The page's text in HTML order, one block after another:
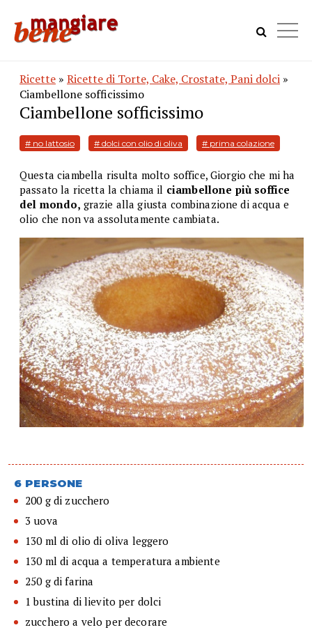
Ricette » Ricette di Torte, Cake, Crostate, Pani dolci »
Ciambellone sofficissimo
Ciambellone sofficissimo
# no lattosio # dolci con olio di oliva # prima colazione
Questa ciambella risulta molto soffice, Giorgio che mi ha
passato la ricetta la chiama il ciambellone più soffice
del mondo, grazie alla giusta combinazione di acqua e
olio che non va assolutamente cambiata.
6 PERSONE
200 g di zucchero
3 uova
130 ml di olio di oliva leggero
130 ml di acqua a temperatura ambiente
250 g di farina
1 bustina di lievito per dolci
zucchero a velo per decorare